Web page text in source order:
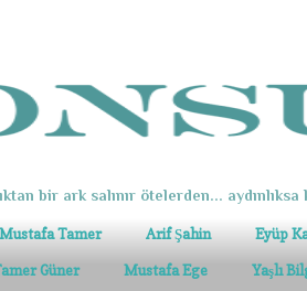
bir ark salınır ötelerden... aydınlıksa
Mustafa Tamer Arif Şahin Eyüp
Güner Mustafa Ege Yaşlı